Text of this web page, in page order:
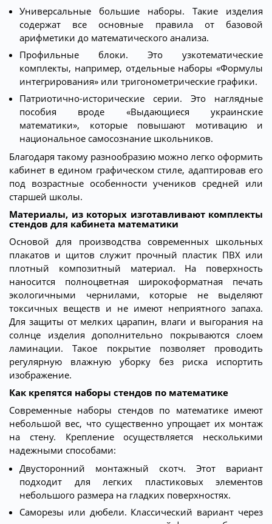
Универсальные большие наборы. Такие изделия
содержат все основные правила от базовой
арифметики до математического анализа.
Профильные блоки. Это узкотематические
комплекты, например, отдельные наборы «Формулы
интегрирования» или тригонометрические графики.
Патриотично-исторические серии. Это наглядные
пособия вроде «Выдающиеся украинские
математики», которые повышают мотивацию и
национальное самосознание школьников.
Благодаря такому разнообразию можно легко оформить
кабинет в едином графическом стиле, адаптировав его
под возрастные особенности учеников средней или
старшей школы.
Материалы, из которых изготавливают комплекты
стендов для кабинета математики
Основой для производства современных школьных
плакатов и щитов служит прочный пластик ПВХ или
плотный композитный материал. На поверхность
наносится полноцветная широкоформатная печать
экологичными чернилами, которые не выделяют
токсичных веществ и не имеют неприятного запаха.
Для защиты от мелких царапин, влаги и выгорания на
солнце изделия дополнительно покрываются слоем
ламинации. Такое покрытие позволяет проводить
регулярную влажную уборку без риска испортить
изображение.
Как крепятся наборы стендов по математике
Современные наборы стендов по математике имеют
небольшой вес, что существенно упрощает их монтаж
на стену. Крепление осуществляется несколькими
надежными способами:
Двусторонний монтажный скотч. Этот вариант
подходит для легких пластиковых элементов
небольшого размера на гладких поверхностях.
Саморезы или дюбели. Классический вариант через